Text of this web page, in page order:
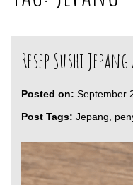
Resep Sushi
Posted on: September
Post Tags: Jepang,